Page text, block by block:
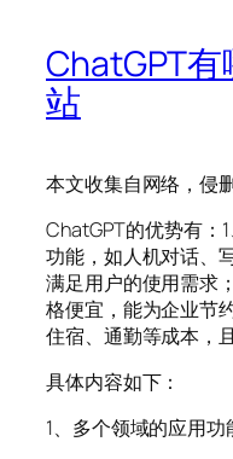
ChatGPT
站
本文收集自网络，侵
ChatGPT的优势有：
功能，如人机对话、
满足用户的使用需求
格便宜，能为企业节
住宿、通勤等成本，
具体内容如下：
1、多个领域的应用功